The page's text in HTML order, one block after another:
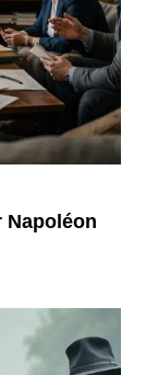
Napoléon